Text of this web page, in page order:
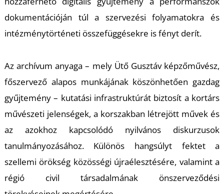
dokumentációján túl a szervezési folyamatokra és
intézménytörténeti összefüggésekre is fényt derít.
Az archívum anyaga – mely Ütő Gusztáv képzőművész,
főszervező alapos munkájának köszönhetően gazdag
gyűjtemény – kutatási infrastruktúrát biztosít a kortárs
művészeti jelenségek, a korszakban létrejött művek és
az azokhoz kapcsolódó nyilvános diskurzusok
tanulmányozásához. Különös hangsúlyt fektet a
szellemi örökség közösségi újraélesztésére, valamint a
régió civil társadalmának önszerveződési